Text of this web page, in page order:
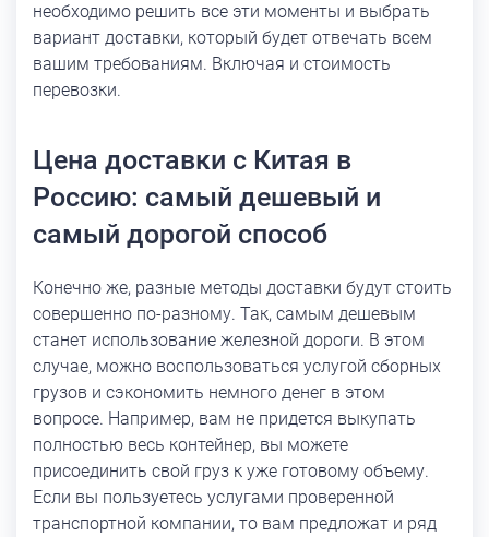
необходимо решить все эти моменты и выбрать
вариант доставки, который будет отвечать всем
вашим требованиям. Включая и стоимость
перевозки.
Цена доставки с Китая в
Россию: самый дешевый и
самый дорогой способ
Конечно же, разные методы доставки будут стоить
совершенно по-разному. Так, самым дешевым
станет использование железной дороги. В этом
случае, можно воспользоваться услугой сборных
грузов и сэкономить немного денег в этом
вопросе. Например, вам не придется выкупать
полностью весь контейнер, вы можете
присоединить свой груз к уже готовому объему.
Если вы пользуетесь услугами проверенной
транспортной компании, то вам предложат и ряд